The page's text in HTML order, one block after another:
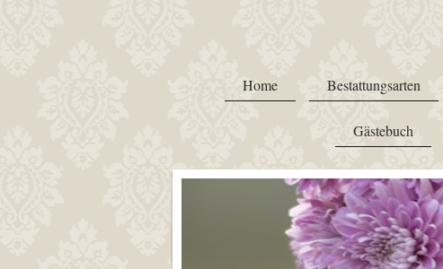
Home Bestattungsarten
Gästebuch